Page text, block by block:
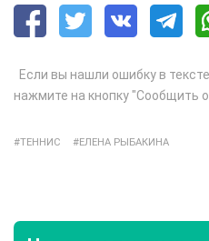
Если вы нашли ошибку в
нажмите на кнопку "Сообщить
ТЕННИС ЕЛЕНА РЫБАКИНА